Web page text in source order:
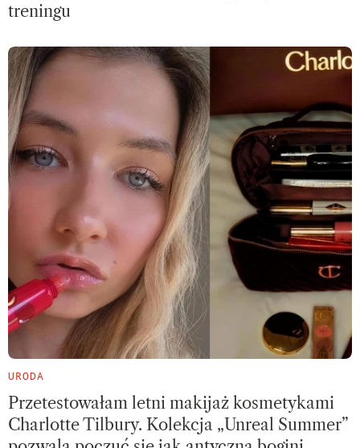
treningu
URODA
Przetestowałam letni makijaż kosmetykami
Charlotte Tilbury. Kolekcja „Unreal Summer”